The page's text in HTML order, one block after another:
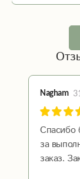
Nagham
Спасибо
за
заказ.